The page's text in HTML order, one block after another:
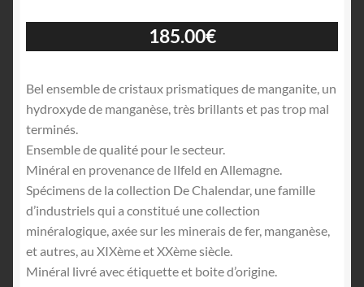
185.00€
Bel ensemble de cristaux prismatiques de manganite, un
hydroxyde de manganèse, très brillants et pas trop mal
terminés.
Ensemble de qualité pour le secteur.
Minéral en provenance de Ilfeld en Allemagne.
Spécimens de la collection De Chalendar, une famille
d’industriels qui a constitué une collection
minéralogique, axée sur les minerais de fer, manganèse,
et autres, au XIXème et XXème siècle.
Minéral livré avec étiquette et boite d’origine.